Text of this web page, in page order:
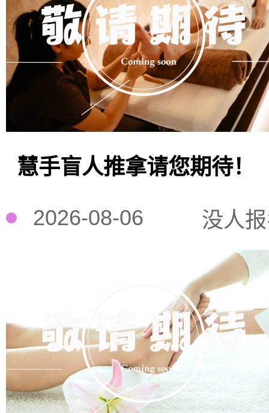
慧手盲人推拿请您期待！
2026-08-06 没人